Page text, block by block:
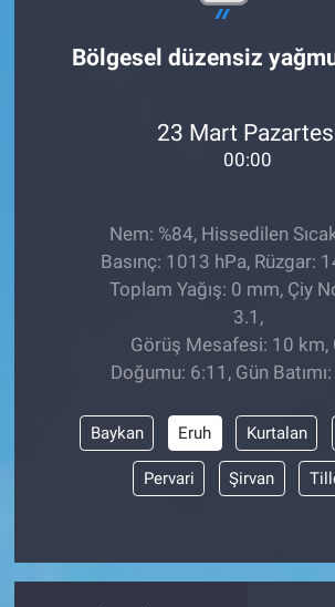
Bölgesel düzensiz
23 Mart
00:00
Nem: %84, Hissedilen
Basınç: 1013 hPa, Rüzgar:
Toplam Yağış: 0 mm, Çiy
3.1,
Görüş Mesafesi: 10 km,
Doğumu: 6:11, Gün
Baykan Eruh Kurtalan
Pervari Şirvan